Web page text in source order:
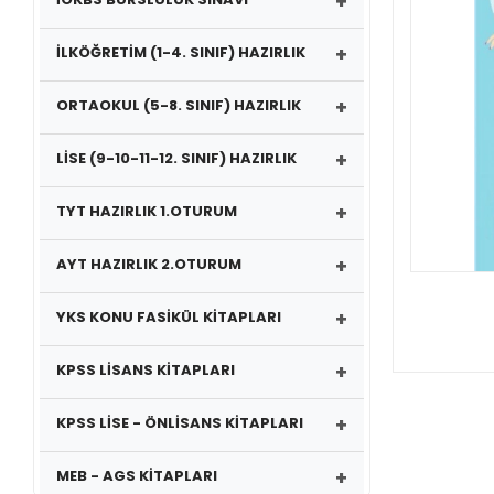
İLKÖĞRETİM (1-4. SINIF) HAZIRLIK +
ORTAOKUL (5-8. SINIF) HAZIRLIK +
LİSE (9-10-11-12. SINIF) HAZIRLIK +
TYT HAZIRLIK 1.OTURUM +
AYT HAZIRLIK 2.OTURUM +
YKS KONU FASİKÜL KİTAPLARI +
KPSS LİSANS KİTAPLARI +
KPSS LİSE - ÖNLİSANS KİTAPLARI +
MEB - AGS KİTAPLARI +